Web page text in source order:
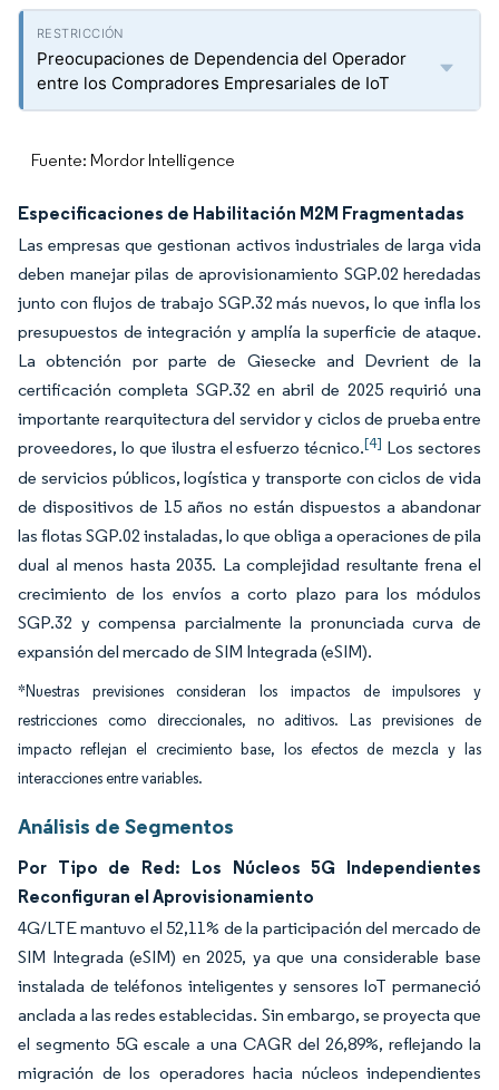
Preocupaciones de Dependencia del Operador
entre los Compradores Empresariales de IoT
Fuente: Mordor Intelligence
Especificaciones de Habilitación M2M Fragmentadas
Las empresas que gestionan activos industriales de larga vida
deben manejar pilas de aprovisionamiento SGP.02 heredadas
junto con flujos de trabajo SGP.32 más nuevos, lo que infla los
presupuestos de integración y amplía la superficie de ataque.
La obtención por parte de Giesecke and Devrient de la
certificación completa SGP.32 en abril de 2025 requirió una
importante rearquitectura del servidor y ciclos de prueba entre
proveedores, lo que ilustra el esfuerzo técnico.[4] Los sectores
de servicios públicos, logística y transporte con ciclos de vida
de dispositivos de 15 años no están dispuestos a abandonar
las flotas SGP.02 instaladas, lo que obliga a operaciones de pila
dual al menos hasta 2035. La complejidad resultante frena el
crecimiento de los envíos a corto plazo para los módulos
SGP.32 y compensa parcialmente la pronunciada curva de
expansión del mercado de SIM Integrada (eSIM).
*Nuestras previsiones consideran los impactos de impulsores y
restricciones como direccionales, no aditivos. Las previsiones de
impacto reflejan el crecimiento base, los efectos de mezcla y las
interacciones entre variables.
Análisis de Segmentos
Por Tipo de Red: Los Núcleos 5G Independientes
Reconfiguran el Aprovisionamiento
4G/LTE mantuvo el 52,11% de la participación del mercado de
SIM Integrada (eSIM) en 2025, ya que una considerable base
instalada de teléfonos inteligentes y sensores IoT permaneció
anclada a las redes establecidas. Sin embargo, se proyecta que
el segmento 5G escale a una CAGR del 26,89%, reflejando la
migración de los operadores hacia núcleos independientes